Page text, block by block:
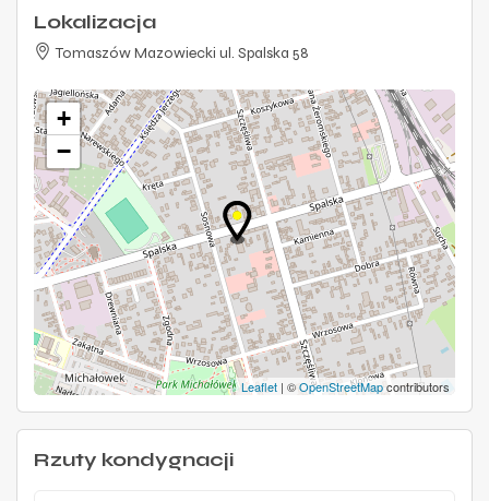
Lokalizacja
Tomaszów Mazowiecki ul. Spalska 58
+
−
Leaflet | ©OpenStreetMapcontributors
Rzuty kondygnacji